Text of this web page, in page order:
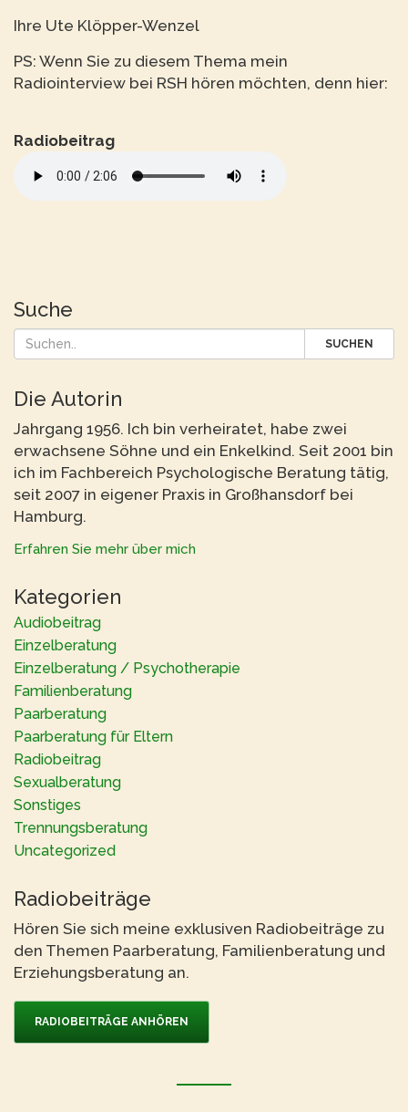
Ihre Ute Klöpper-Wenzel
PS: Wenn Sie zu diesem Thema mein
Radiointerview bei RSH hören möchten, denn hier:
Radiobeitrag
Suche
SUCHEN
Die Autorin
Jahrgang 1956. Ich bin verheiratet, habe zwei
erwachsene Söhne und ein Enkelkind. Seit 2001 bin
ich im Fachbereich Psychologische Beratung tätig,
seit 2007 in eigener Praxis in Großhansdorf bei
Hamburg.
Erfahren Sie mehr über mich
Kategorien
Audiobeitrag
Einzelberatung
Einzelberatung / Psychotherapie
Familienberatung
Paarberatung
Paarberatung für Eltern
Radiobeitrag
Sexualberatung
Sonstiges
Trennungsberatung
Uncategorized
Radiobeiträge
Hören Sie sich meine exklusiven Radiobeiträge zu
den Themen Paarberatung, Familienberatung und
Erziehungsberatung an.
RADIOBEITRÄGE ANHÖREN